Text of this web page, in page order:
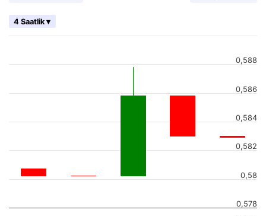
4 Saatlik ▾
0,578
0,58
0,582
0,584
0,586
0,588